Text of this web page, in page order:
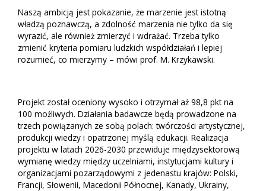
Naszą ambicją jest pokazanie, że marzenie jest istotną
władzą poznawczą, a zdolność marzenia nie tylko da się
wyrazić, ale również zmierzyć i wdrażać. Trzeba tylko
zmienić kryteria pomiaru ludzkich współdziałań i lepiej
rozumieć, co mierzymy – mówi prof. M. Krzykawski.
Projekt został oceniony wysoko i otrzymał aż 98,8 pkt na
100 możliwych. Działania badawcze będą prowadzone na
trzech powiązanych ze sobą polach: twórczości artystycznej,
produkcji wiedzy i opatrzonej myślą edukacji. Realizacja
projektu w latach 2026-2030 przewiduje międzysektorową
wymianę wiedzy między uczelniami, instytucjami kultury i
organizacjami pozarządowymi z jedenastu krajów: Polski,
Francji, Słowenii, Macedonii Północnej, Kanady, Ukrainy,